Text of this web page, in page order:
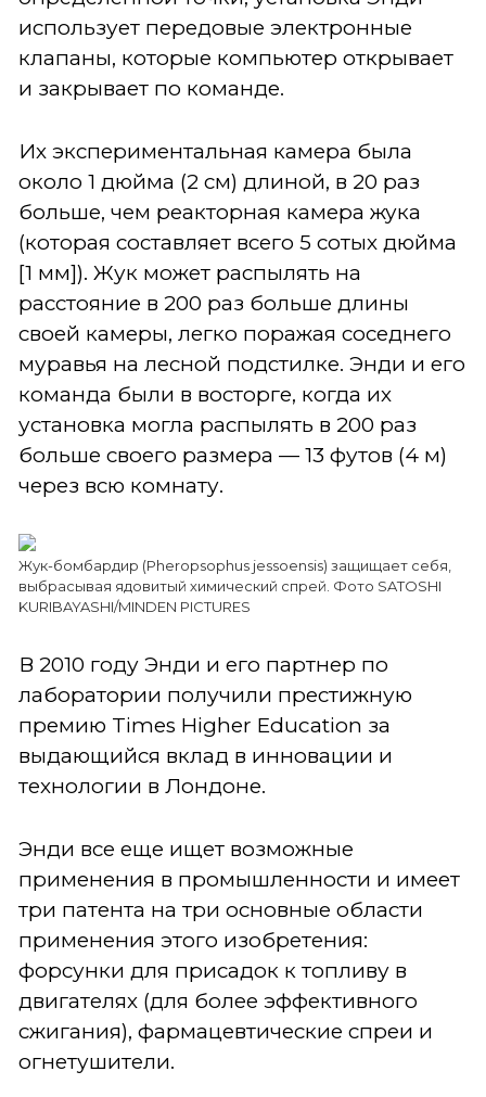
использует передовые электронные
клапаны, которые компьютер открывает
и закрывает по команде.
Их экспериментальная камера была
около 1 дюйма (2 см) длиной, в 20 раз
больше, чем реакторная камера жука
(которая составляет всего 5 сотых дюйма
[1 мм]). Жук может распылять на
расстояние в 200 раз больше длины
своей камеры, легко поражая соседнего
муравья на лесной подстилке. Энди и его
команда были в восторге, когда их
установка могла распылять в 200 раз
больше своего размера — 13 футов (4 м)
через всю комнату.
Жук-бомбардир (Pheropsophus jessoensis) защищает себя,
выбрасывая ядовитый химический спрей. Фото SATOSHI
KURIBAYASHI/MINDEN PICTURES
В 2010 году Энди и его партнер по
лаборатории получили престижную
премию Times Higher Education за
выдающийся вклад в инновации и
технологии в Лондоне.
Энди все еще ищет возможные
применения в промышленности и имеет
три патента на три основные области
применения этого изобретения:
форсунки для присадок к топливу в
двигателях (для более эффективного
сжигания), фармацевтические спреи и
огнетушители.